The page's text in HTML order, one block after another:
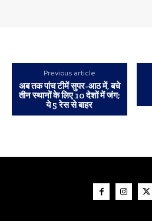
Previous article
अब तक पांच टीमें सुपर-आठ में, बचे
तीन स्थानों के लिए 10 देशों में जंग;
ये 5 रेस से बाहर